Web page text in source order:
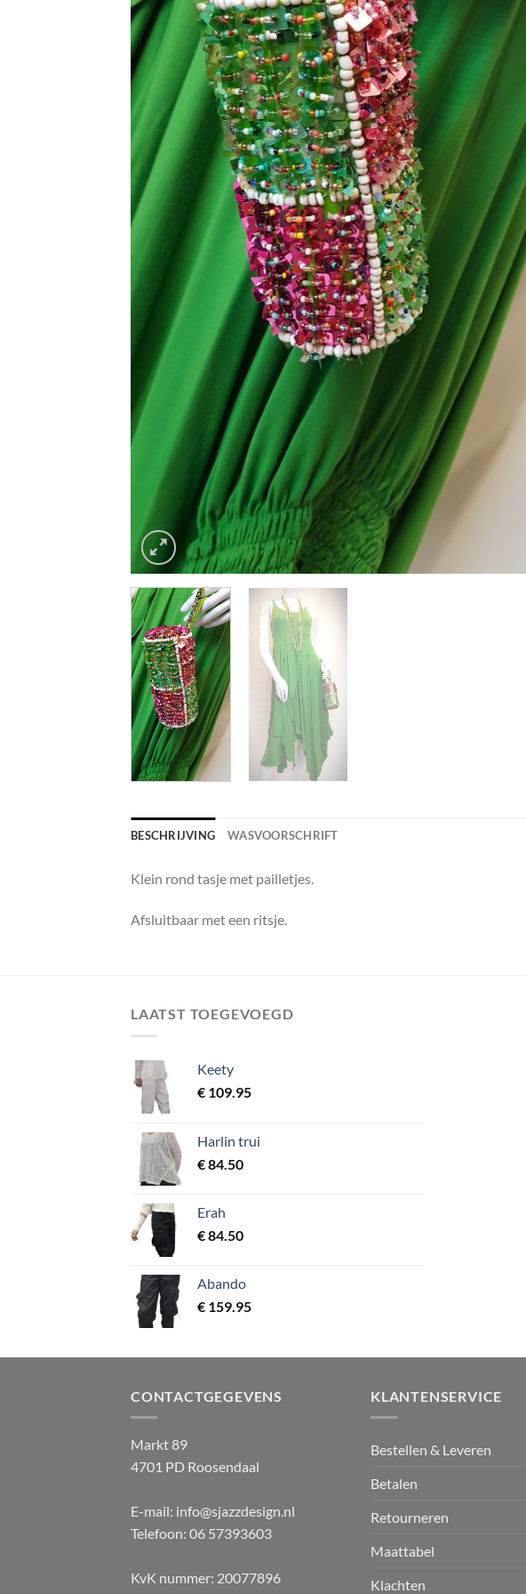
BESCHRIJVING WASVOORSCHRIFT
Klein rond tasje met pailletjes.
Afsluitbaar met een ritsje.
LAATST TOEGEVOEGD
Keety
€ 109.95
Harlin trui
€84.50
Erah
€84.50
Abando
€ 159.95
CONTACTGEGEVENS
Markt 89
4701 PD Roosendaal
E-mail: info@sjazzdesign.nl
Telefoon: 06 57393603
KvK nummer: 20077896
KLANTENSERVICE
Bestellen & Leveren
Betalen
Retourneren
Maattabel
Klachten